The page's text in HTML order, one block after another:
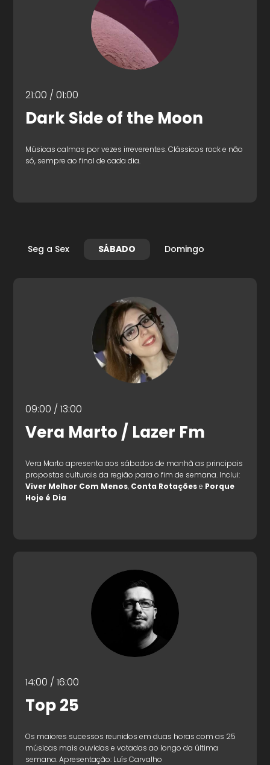
21:00 / 01:00
Dark Side of the Moon
Músicas calmas por vezes irreverentes. Clássicos rock e não
só, sempre ao final de cada dia.
Seg a Sex SÁBADO Domingo
09:00 / 13:00
Vera Marto / Lazer Fm
Vera Marto apresenta aos sábados de manhã as principais
propostas culturais da região para o fim de semana. Inclui:
Viver Melhor Com Menos, Conta Rotaçõese Porque
Hoje é Dia
14:00 / 16:00
Top 25
Os maiores sucessos reunidos em duas horas com as 25
músicas mais ouvidas e votadas ao longo da última
semana. Apresentação: Luís Carvalho